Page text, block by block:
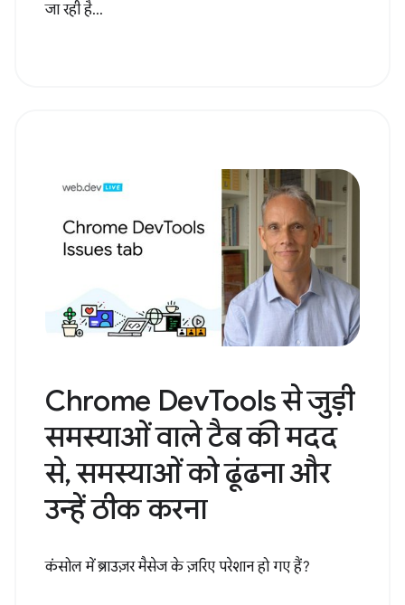
जा रही है...
Chrome DevTools से जुड़ी
समस्याओं वाले टैब की मदद
से, समस्याओं को ढूंढना और
उन्हें ठीक करना
कंसोल में ब्राउज़र मैसेज के ज़रिए परेशान हो गए हैं?